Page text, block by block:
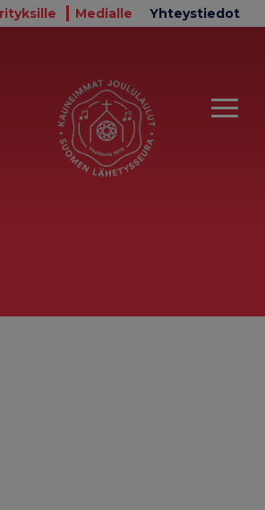
Medialle Yhteystiedot